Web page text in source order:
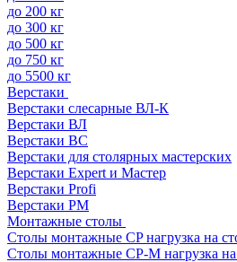
до 200 кг
до 300 кг
до 500 кг
до 750 кг
до 5500 кг
Верстаки
Верстаки слесарные ВЛ-К
Верстаки ВЛ
Верстаки ВС
Верстаки для столярных мастерских
Верстаки Expert и Мастер
Верстаки Profi
Верстаки РМ
Монтажные столы
Столы монтажные СP нагрузка на
Столы монтажные СР-М нагрузка